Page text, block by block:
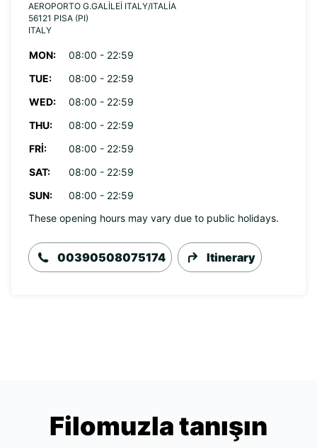
AEROPORTO G.GALILEI ITALY/ITALIA
56121 PISA (PI)
ITALY
MON:
08:00 - 22:59
TUE:
08:00 - 22:59
WED:
08:00 - 22:59
THU:
08:00 - 22:59
FRI:
08:00 - 22:59
SAT:
08:00 - 22:59
SUN:
08:00 - 22:59
These opening hours may vary due to public holidays.
00390508075174 Itinerary
Filomuzla tanışın